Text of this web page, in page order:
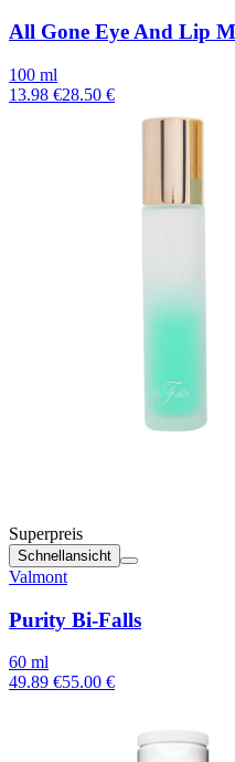
All Gone Eye And Lip
100 ml
13.98 €28.50 €
Superpreis
Schnellansicht
Valmont
Purity Bi-Falls
60 ml
49.89 €55.00 €